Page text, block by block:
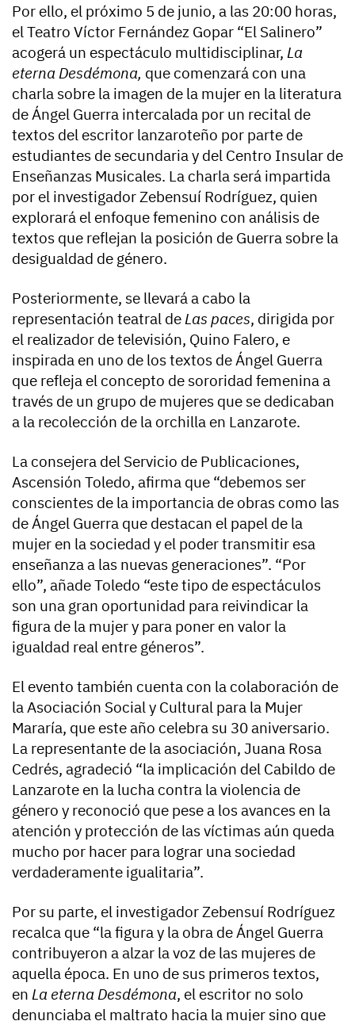
Por ello, el próximo 5 de junio, a las 20:00 horas,
el Teatro Víctor Fernández Gopar “El Salinero”
acogerá un espectáculo multidisciplinar, La
eterna Desdémona, que comenzará con una
charla sobre la imagen de la mujer en la literatura
de Ángel Guerra intercalada por un recital de
textos del escritor lanzaroteño por parte de
estudiantes de secundaria y del Centro Insular de
Enseñanzas Musicales. La charla será impartida
por el investigador Zebensuí Rodríguez, quien
explorará el enfoque femenino con análisis de
textos que reflejan la posición de Guerra sobre la
desigualdad de género.
Posteriormente, se llevará a cabo la
representación teatral de Las paces, dirigida por
el realizador de televisión, Quino Falero, e
inspirada en uno de los textos de Ángel Guerra
que refleja el concepto de sororidad femenina a
través de un grupo de mujeres que se dedicaban
a la recolección de la orchilla en Lanzarote.
La consejera del Servicio de Publicaciones,
Ascensión Toledo, afirma que “debemos ser
conscientes de la importancia de obras como las
de Ángel Guerra que destacan el papel de la
mujer en la sociedad y el poder transmitir esa
enseñanza a las nuevas generaciones”. “Por
ello”, añade Toledo “este tipo de espectáculos
son una gran oportunidad para reivindicar la
figura de la mujer y para poner en valor la
igualdad real entre géneros”.
El evento también cuenta con la colaboración de
la Asociación Social y Cultural para la Mujer
Mararía, que este año celebra su 30 aniversario.
La representante de la asociación, Juana Rosa
Cedrés, agradeció “la implicación del Cabildo de
Lanzarote en la lucha contra la violencia de
género y reconoció que pese a los avances en la
atención y protección de las víctimas aún queda
mucho por hacer para lograr una sociedad
verdaderamente igualitaria”.
Por su parte, el investigador Zebensuí Rodríguez
recalca que “la figura y la obra de Ángel Guerra
contribuyeron a alzar la voz de las mujeres de
aquella época. En uno de sus primeros textos,
en La eterna Desdémona, el escritor no solo
denunciaba el maltrato hacia la mujer sino que